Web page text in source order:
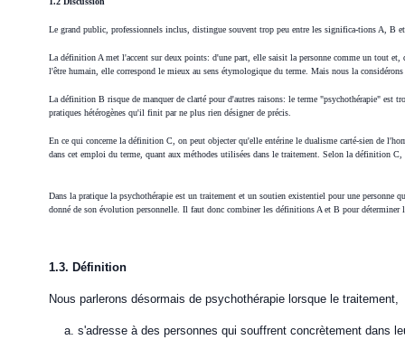
Le grand public, professionnels inclus, distingue souvent trop peu entre les significa-tions A, B
La définition A met l'accent sur deux points: d'une part, elle saisit la personne comme un tout
l'être humain, elle correspond le mieux au sens étymologique du terme. Mais nous la
La définition B risque de manquer de clarté pour d'autres raisons: le terme "psychothérapie" est
pratiques hétérogènes qu'il finit par ne plus rien désigner de précis.
En ce qui concerne la définition C, on peut objecter qu'elle entérine le dualisme carté-sien de
dans cet emploi du terme, quant aux méthodes utilisées dans le traitement. Selon la définition
Dans la pratique la psychothérapie est un traitement et un soutien existentiel pour une personne
donné de son évolution personnelle. Il faut donc combiner les définitions A et B pour déterminer
1.3. Définition
Nous parlerons désormais de psychothérapie lorsque le traitement,
s'adresse à des personnes qui souffrent concrètement dans